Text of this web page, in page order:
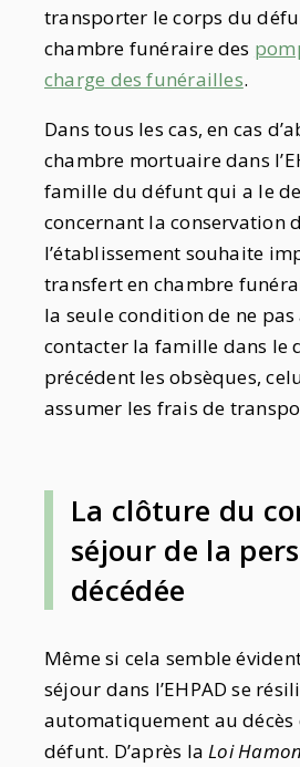
transporter le corps du
chambre funéraire des
charge des funérailles.
Dans tous les cas, en cas
chambre mortuaire dans
famille du défunt qui a le
concernant la conservation
l’établissement souhaite
transfert en chambre
la seule condition de ne
contacter la famille dans le
précédent les obsèques,
assumer les frais de
La clôture du
séjour de la
décédée
Même si cela semble
séjour dans l’EHPAD se
automatiquement au décès
défunt. D’après laLoi